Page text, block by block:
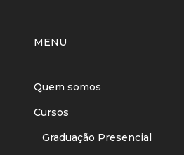
MENU
Quem somos
Cursos
Graduação Presencial